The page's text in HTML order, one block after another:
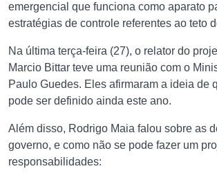
emergencial que funciona como aparato
estratégias de controle referentes ao teto
Na última terça-feira (27), o relator do
Marcio Bittar teve uma reunião com o
Paulo Guedes. Eles afirmaram a ideia de
pode ser definido ainda este ano.
Além disso, Rodrigo Maia falou sobre as
governo, e como não se pode fazer um
responsabilidades: